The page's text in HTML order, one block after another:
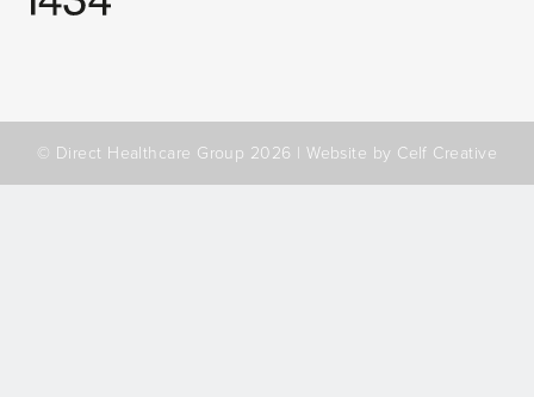
© Direct Healthcare Group 2026 |Website by Celf Creative